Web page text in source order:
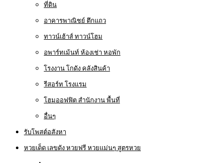
ที่ดิน
อาคารพาณิชย์ ตึกแถว
ทาวน์เฮ้าส์ ทาวน์โฮม
อพาร์ทเม้นท์ ห้องเช่า หอพัก
โรงงาน โกดัง คลังสินค้า
รีสอร์ท โรงแรม
โฮมออฟฟิต สำนักงาน พื้นที่
อื่นๆ
รับโพสต์อสังหา
หวยเด็ด เลขดัง หวยฟรี หวยแม่นๆ สูตรหวย